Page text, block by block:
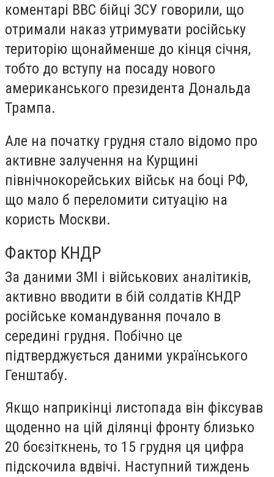
коментарі ВВС бійці ЗСУ говорили, що
отримали наказ утримувати російську
територію щонайменше до кінця січня,
тобто до вступу на посаду нового
американського президента Дональда
Трампа.
Але на початку грудня стало відомо про
активне залучення на Курщині
північнокорейських військ на боці РФ,
що мало б переломити ситуацію на
користь Москви.
Фактор КНДР
За даними ЗМІ і військових аналітиків,
активно вводити в бій солдатів КНДР
російське командування почало в
середині грудня. Побічно це
підтверджується даними українського
Генштабу.
Якщо наприкінці листопада він фіксував
щоденно на цій ділянці фронту близько
20 боєзіткнень, то 15 грудня ця цифра
підскочила вдвічі. Наступний тиждень